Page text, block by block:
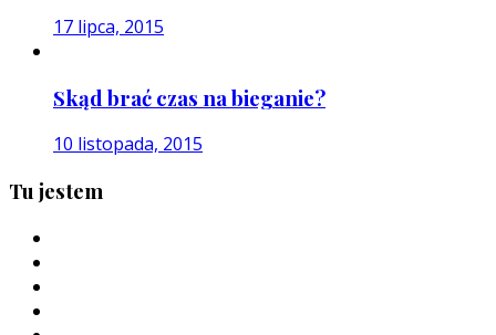
17 lipca, 2015
Skąd brać czas na bieganie?
10 listopada, 2015
Tu jestem